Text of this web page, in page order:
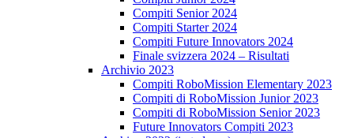
Compiti Senior 2024
Compiti Starter 2024
Compiti Future Innovators 2024
Finale svizzera 2024 – Risultati
Archivio 2023
Compiti RoboMission Elementary 2023
Compiti di RoboMission Junior 2023
Compiti di RoboMission Senior 2023
Future Innovators Compiti 2023